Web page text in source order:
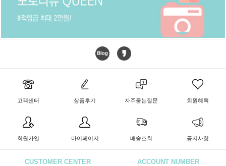
고객센터 상품후기 자주묻는질문 회원혜택
회원가입 마이페이지 배송조회 공지사항
CUSTOMER CENTER ACCOUNT NUMBER